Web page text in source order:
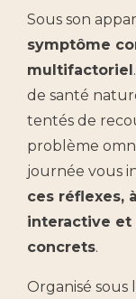
Sous son
symptôme
multifactoriel
de santé
tentés de
problème
journée vous
ces réflexes,
interactive et
concrets.
Organisé sous